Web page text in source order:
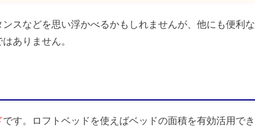
スなどを思い浮かべるかもしれませんが、他にも便利な
ありません。
です。ロフトベッドを使えばベッドの面積を有効活用でき